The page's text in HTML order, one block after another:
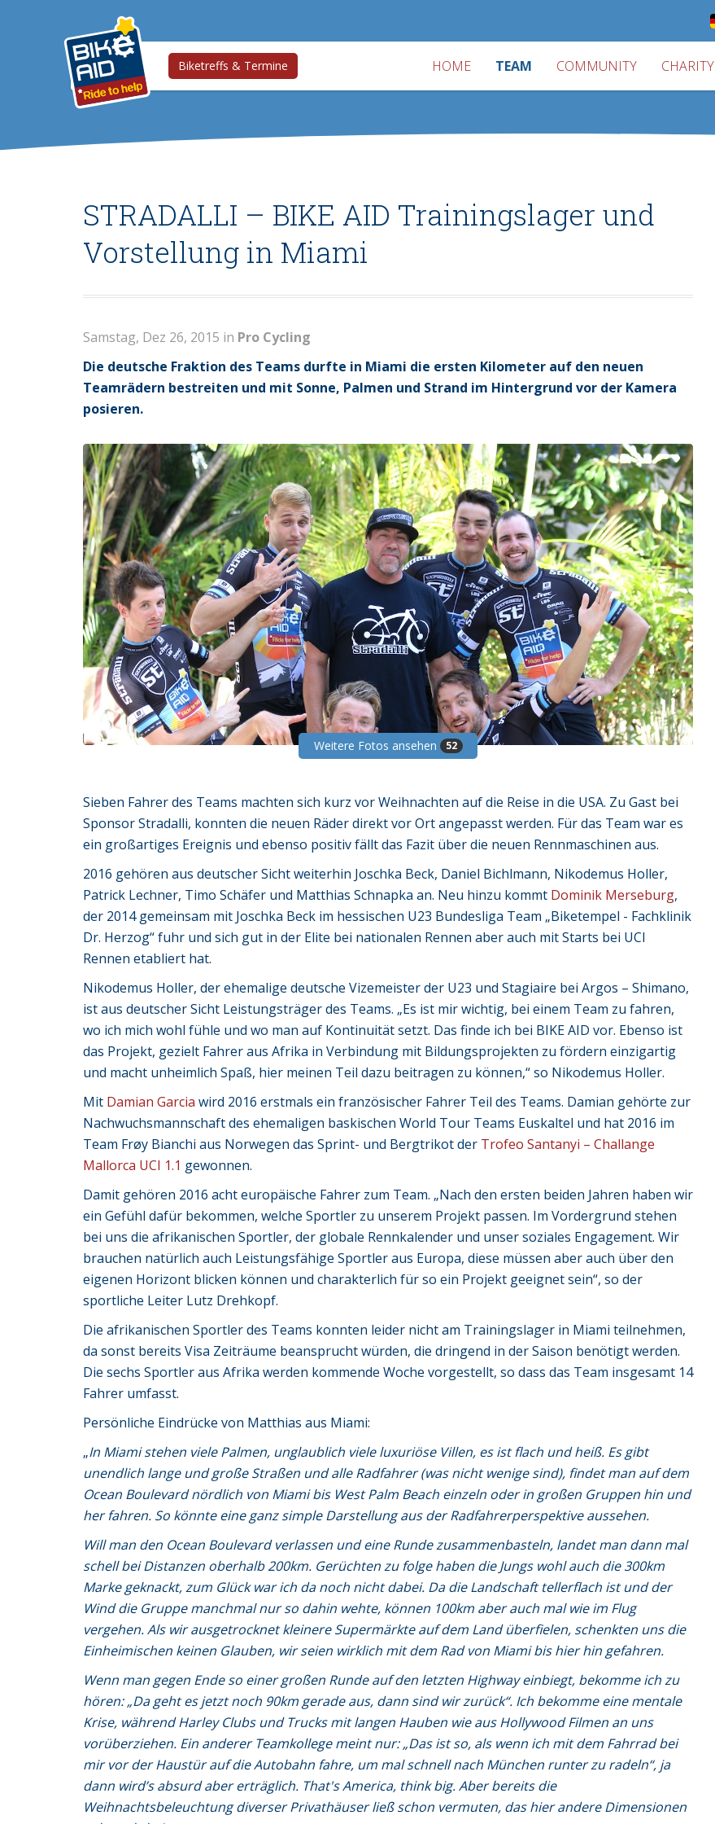
Biketreffs & Termine HOME TEAM COMMUNITY CHARITY
STRADALLI – BIKE AID Trainingslager und
Vorstellung in Miami
Samstag, Dez 26, 2015 in Pro Cycling
Die deutsche Fraktion des Teams durfte in Miami die ersten Kilometer auf den neuen
Teamrädern bestreiten und mit Sonne, Palmen und Strand im Hintergrund vor der Kamera
posieren.
Weitere Fotos ansehen 52
Sieben Fahrer des Teams machten sich kurz vor Weihnachten auf die Reise in die USA. Zu Gast bei
Sponsor Stradalli, konnten die neuen Räder direkt vor Ort angepasst werden. Für das Team war es
ein großartiges Ereignis und ebenso positiv fällt das Fazit über die neuen Rennmaschinen aus.
2016 gehören aus deutscher Sicht weiterhin Joschka Beck, Daniel Bichlmann, Nikodemus Holler,
Patrick Lechner, Timo Schäfer und Matthias Schnapka an. Neu hinzu kommt Dominik Merseburg,
der 2014 gemeinsam mit Joschka Beck im hessischen U23 Bundesliga Team „Biketempel - Fachklinik
Dr. Herzog“ fuhr und sich gut in der Elite bei nationalen Rennen aber auch mit Starts bei UCI
Rennen etabliert hat.
Nikodemus Holler, der ehemalige deutsche Vizemeister der U23 und Stagiaire bei Argos – Shimano,
ist aus deutscher Sicht Leistungsträger des Teams. „Es ist mir wichtig, bei einem Team zu fahren,
wo ich mich wohl fühle und wo man auf Kontinuität setzt. Das finde ich bei BIKE AID vor. Ebenso ist
das Projekt, gezielt Fahrer aus Afrika in Verbindung mit Bildungsprojekten zu fördern einzigartig
und macht unheimlich Spaß, hier meinen Teil dazu beitragen zu können,“ so Nikodemus Holler.
Mit Damian Garcia wird 2016 erstmals ein französischer Fahrer Teil des Teams. Damian gehörte zur
Nachwuchsmannschaft des ehemaligen baskischen World Tour Teams Euskaltel und hat 2016 im
Team Frøy Bianchi aus Norwegen das Sprint- und Bergtrikot der Trofeo Santanyi – Challange
Mallorca UCI 1.1 gewonnen.
Damit gehören 2016 acht europäische Fahrer zum Team. „Nach den ersten beiden Jahren haben wir
ein Gefühl dafür bekommen, welche Sportler zu unserem Projekt passen. Im Vordergrund stehen
bei uns die afrikanischen Sportler, der globale Rennkalender und unser soziales Engagement. Wir
brauchen natürlich auch Leistungsfähige Sportler aus Europa, diese müssen aber auch über den
eigenen Horizont blicken können und charakterlich für so ein Projekt geeignet sein“, so der
sportliche Leiter Lutz Drehkopf.
Die afrikanischen Sportler des Teams konnten leider nicht am Trainingslager in Miami teilnehmen,
da sonst bereits Visa Zeiträume beansprucht würden, die dringend in der Saison benötigt werden.
Die sechs Sportler aus Afrika werden kommende Woche vorgestellt, so dass das Team insgesamt 14
Fahrer umfasst.
Persönliche Eindrücke von Matthias aus Miami:
„In Miami stehen viele Palmen, unglaublich viele luxuriöse Villen, es ist flach und heiß. Es gibt
unendlich lange und große Straßen und alle Radfahrer (was nicht wenige sind), findet man auf dem
Ocean Boulevard nördlich von Miami bis West Palm Beach einzeln oder in großen Gruppen hin und
her fahren. So könnte eine ganz simple Darstellung aus der Radfahrerperspektive aussehen.
Will man den Ocean Boulevard verlassen und eine Runde zusammenbasteln, landet man dann mal
schell bei Distanzen oberhalb 200km. Gerüchten zu folge haben die Jungs wohl auch die 300km
Marke geknackt, zum Glück war ich da noch nicht dabei. Da die Landschaft tellerflach ist und der
Wind die Gruppe manchmal nur so dahin wehte, können 100km aber auch mal wie im Flug
vergehen. Als wir ausgetrocknet kleinere Supermärkte auf dem Land überfielen, schenkten uns die
Einheimischen keinen Glauben, wir seien wirklich mit dem Rad von Miami bis hier hin gefahren.
Wenn man gegen Ende so einer großen Runde auf den letzten Highway einbiegt, bekomme ich zu
hören: „Da geht es jetzt noch 90km gerade aus, dann sind wir zurück“. Ich bekomme eine mentale
Krise, während Harley Clubs und Trucks mit langen Hauben wie aus Hollywood Filmen an uns
vorüberziehen. Ein anderer Teamkollege meint nur: „Das ist so, als wenn ich mit dem Fahrrad bei
mir vor der Haustür auf die Autobahn fahre, um mal schnell nach München runter zu radeln“, ja
dann wird’s absurd aber erträglich. That's America, think big. Aber bereits die
Weihnachtsbeleuchtung diverser Privathäuser ließ schon vermuten, das hier andere Dimensionen